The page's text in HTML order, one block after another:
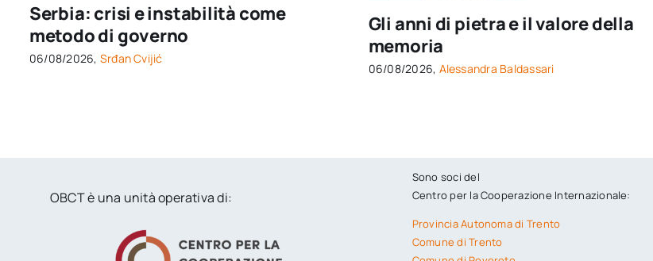
Serbia: crisi e instabilità come
metodo di governo
06/08/2026, Srđan Cvijić
Gli anni di pietra e il valore della
memoria
06/08/2026, Alessandra Baldassari
OBCT è una unità operativa di:
Sono soci del
Centro per la Cooperazione Internazionale:
Provincia Autonoma di Trento
Comune di Trento